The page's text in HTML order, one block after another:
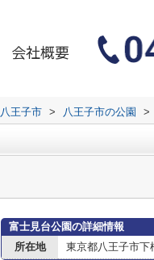
会社概要
八王子市 > 八王子市の公園 >
富士見台公園の詳細情報
所在地
東京都八王子市下